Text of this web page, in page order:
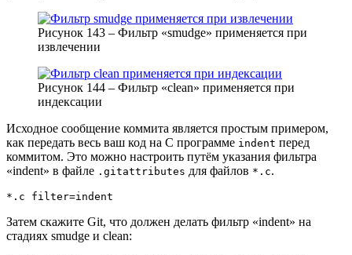
Рисунок 143 – Фильтр «smudge» применяется при
извлечении
Рисунок 144 – Фильтр «clean» применяется при
индексации
Исходное сообщение коммита является простым примером,
как передать весь ваш код на С программе indent перед
коммитом. Это можно настроить путём указания фильтра
«indent» в файле .gitattributes для файлов *.c.
*.c filter=indent
Затем скажите Git, что должен делать фильтр «indent» на
стадиях smudge и clean: